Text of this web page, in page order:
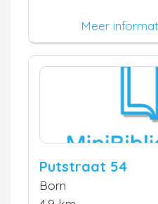
Meer
Putstraat 54
Born